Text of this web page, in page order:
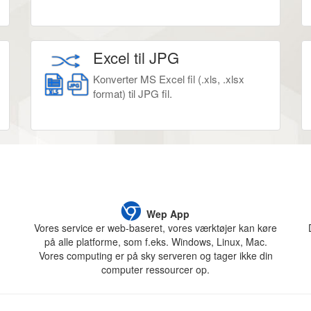
Excel til JPG
Konverter MS Excel fil (.xls, .xlsx
format) til JPG fil.
Wep App
Vores service er web-baseret, vores værktøjer kan køre
på alle platforme, som f.eks. Windows, Linux, Mac.
Vores computing er på sky serveren og tager ikke din
computer ressourcer op.